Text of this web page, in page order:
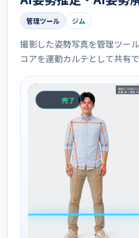
管理ツール ジム
撮影した姿勢写真を管理ツー
コアを運動カルテとして共有で